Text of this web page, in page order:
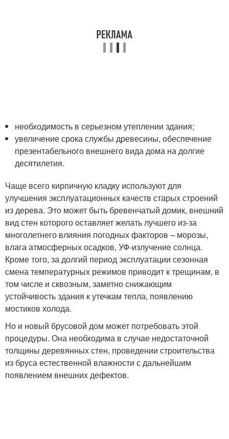
необходимость в серьезном утеплении здания;
увеличение срока службы древесины, обеспечение
презентабельного внешнего вида дома на долгие
десятилетия.
Чаще всего кирпичную кладку используют для
улучшения эксплуатационных качеств старых строений
из дерева. Это может быть бревенчатый домик, внешний
вид стен которого оставляет желать лучшего из-за
многолетнего влияния погодных факторов – морозы,
влага атмосферных осадков, УФ-излучение солнца.
Кроме того, за долгий период эксплуатации сезонная
смена температурных режимов приводит к трещинам, в
том числе и сквозным, заметно снижающим
устойчивость здания к утечкам тепла, появлению
мостиков холода.
Но и новый брусовой дом может потребовать этой
процедуры. Она необходима в случае недостаточной
толщины деревянных стен, проведении строительства
из бруса естественной влажности с дальнейшим
появлением внешних дефектов.